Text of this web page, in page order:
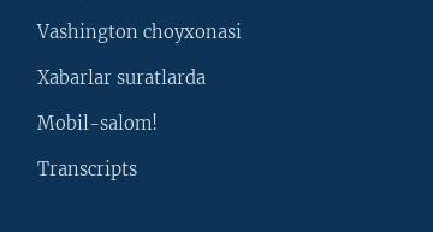
Vashington choyxonasi
Xabarlar suratlarda
Mobil-salom!
Transcripts